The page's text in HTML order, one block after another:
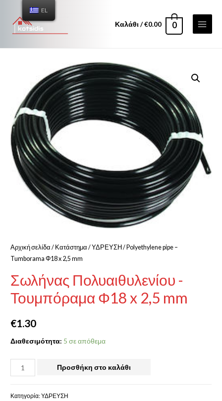
Καλάθι /€0.00 0
Αρχική σελίδα / Κατάστημα /ΥΔΡΕΥΣΗ / Polyethylene pipe –
Tumborama Φ18 x 2,5 mm
Σωλήνας Πολυαιθυλενίου -
Τουμπόραμα Φ18 x 2,5 mm
€1.30
Διαθεσιμότητα: 5 σε απόθεμα
Προσθήκη στο καλάθι
Κατηγορία:ΥΔΡΕΥΣΗ
EL